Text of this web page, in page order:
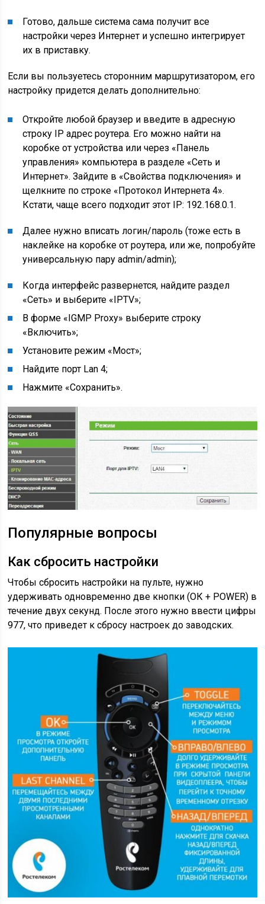
Готово, дальше система сама получит все
настройки через Интернет и успешно интегрирует
их в приставку.
Если вы пользуетесь сторонним маршрутизатором, его
настройку придется делать дополнительно:
Откройте любой браузер и введите в адресную
строку IP адрес роутера. Его можно найти на
коробке от устройства или через «Панель
управления» компьютера в разделе «Сеть и
Интернет». Зайдите в «Свойства подключения» и
щелкните по строке «Протокол Интернета 4».
Кстати, чаще всего подходит этот IP: 192.168.0.1.
Далее нужно вписать логин/пароль (тоже есть в
наклейке на коробке от роутера, или же, попробуйте
универсальную пару admin/admin);
Когда интерфейс развернется, найдите раздел
«Сеть» и выберите «IPTV»;
В форме «IGMP Proxy» выберите строку
«Включить»;
Установите режим «Мост»;
Найдите порт Lan 4;
Нажмите «Сохранить».
Популярные вопросы
Как сбросить настройки
Чтобы сбросить настройки на пульте, нужно
удерживать одновременно две кнопки (ОК + POWER) в
течение двух секунд. После этого нужно ввести цифры
977, что приведет к сбросу настроек до заводских.